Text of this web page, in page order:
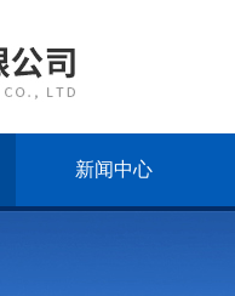
新闻中心